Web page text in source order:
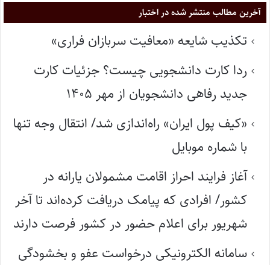
آخرین مطالب منتشر شده در اختبار
تکذیب شایعه «معافیت سربازان فراری»
ردا کارت دانشجویی چیست؟ جزئیات کارت
جدید رفاهی دانشجویان از مهر ۱۴۰۵
«کیف پول ایران» راه‌اندازی شد/ انتقال وجه تنها
با شماره موبایل
آغاز فرایند احراز اقامت مشمولان یارانه در
کشور/ افرادی که پیامک دریافت کرده‌اند تا آخر
شهریور برای اعلام حضور در کشور فرصت دارند
سامانه الکترونیکی درخواست عفو و بخشودگی